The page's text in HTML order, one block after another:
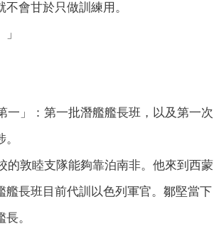
會甘於只做訓練用。
一」：第一批潛艦艦長班，以及第一次
的敦睦支隊能夠靠泊南非。他來到西蒙
長班目前代訓以色列軍官。鄒堅當下
。